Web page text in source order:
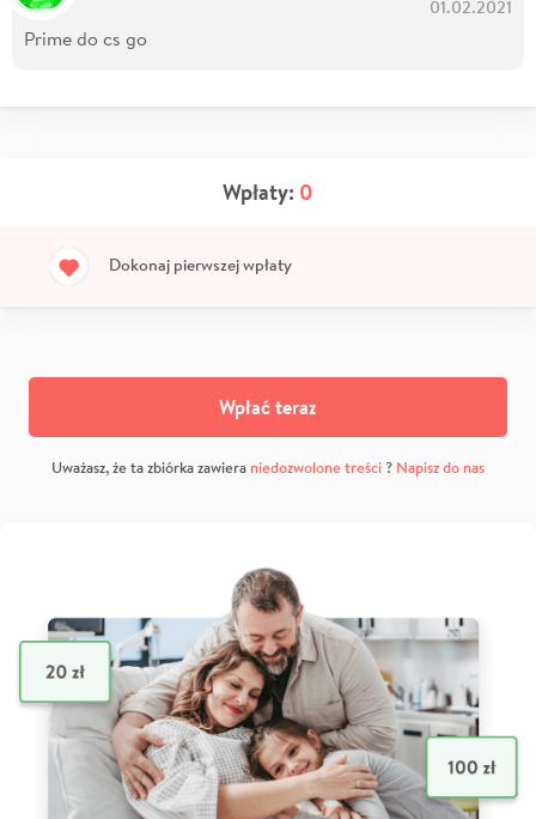
01.02.2021
Prime do cs go
Wpłaty: 0
Dokonaj pierwszej wpłaty
Wpłać teraz
Uważasz, że ta zbiórka zawiera niedozwolone treści? Napisz do nas